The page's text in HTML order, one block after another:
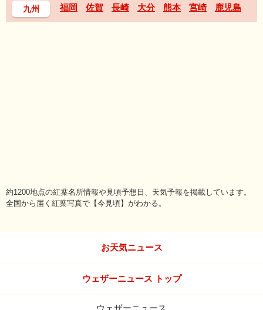
九州
福岡 佐賀 長崎 大分 熊本 宮崎 鹿児島
約1200地点の紅葉名所情報や見頃予想日、天気予報を掲載しています。
全国から届く紅葉写真で【今見頃】がわかる。
お天気ニュース
ウェザーニュース トップ
ウェザーニュース